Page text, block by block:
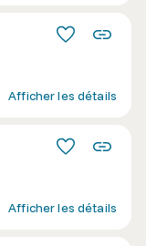
Afficher les détails
Afficher les détails